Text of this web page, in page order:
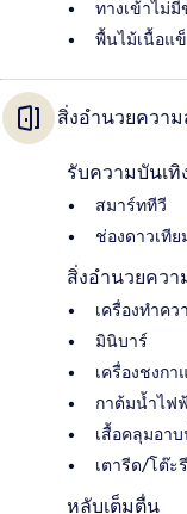
ทางเข้าไม่
พื้นไม้เนื้อแ
สิ่งอำนวยควา
รับความบันเทิ
สมาร์ททีวี
ช่องดาวเทีย
สิ่งอำนวยคว
เครื่องทำค
มินิบาร์
เครื่องชงกา
กาต้มน้ำไฟ
เสื้อคลุมอา
เตารีด/โต๊ะ
หลับเต็มตื่น